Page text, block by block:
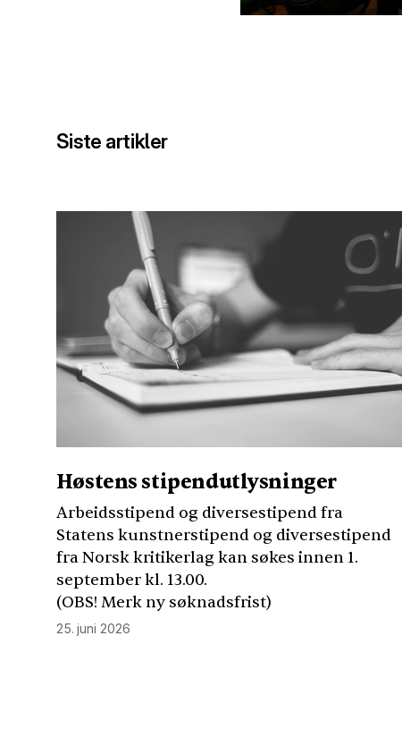
Siste artikler
Høstens stipendutlysninger
Arbeidsstipend og diversestipend fra
Statens kunstnerstipend og diversestipend
fra Norsk kritikerlag kan søkes innen 1.
september kl. 13.00.
(OBS! Merk ny søknadsfrist)
25. juni 2026